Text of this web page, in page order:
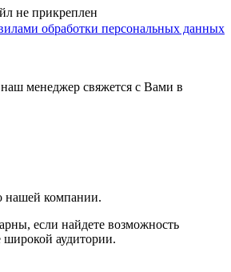
не прикреплен
обработки персональных данных
менеджер свяжется с Вами в
нашей компании.
если найдете возможность
широкой аудитории.